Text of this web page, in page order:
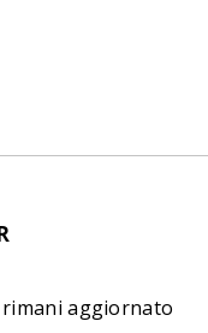
aggiornato